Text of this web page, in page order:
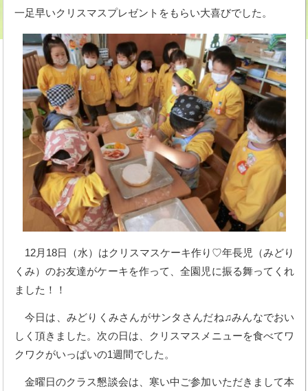
一足早いクリスマスプレゼントをもらい大喜びでした。
12月18日（水）はクリスマスケーキ作り♡年長児（みどり
くみ）のお友達がケーキを作って、全園児に振る舞ってくれ
ました！！
今日は、みどりくみさんがサンタさんだね♫みんなでおい
しく頂きました。次の日は、クリスマスメニューを食べてワ
クワクがいっぱいの1週間でした。
金曜日のクラス懇談会は、寒い中ご参加いただきまして本